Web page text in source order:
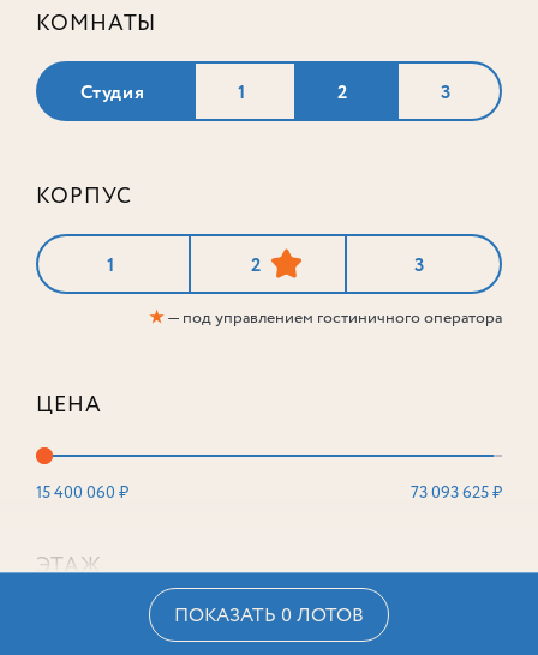
КОМНАТЫ
Студия 1 2 3
КОРПУС
1 2 3
★— под управлением гостиничного оператора
ЦЕНА
15 400 060 ₽ 73 093 625 ₽
ЭТАЖ
ПОКАЗАТЬ 0 ЛОТОВ